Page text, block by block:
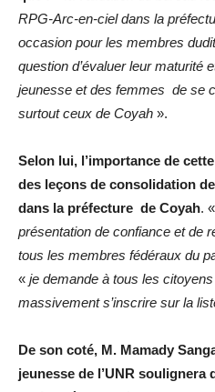
RPG-Arc-en-ciel dans la
occasion pour les membres
question d’évaluer leur maturité
jeunesse et des femmes de se
surtout ceux de Coyah ».
Selon lui, l’importance de
des leçons de consolidation
dans la préfecture de Coyah. «
présentation de confiance et de
tous les membres fédéraux du
« je demande à tous les
massivement s’inscrire sur la
De son coté, M. Mamady
jeunesse de l’UNR